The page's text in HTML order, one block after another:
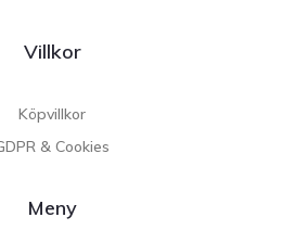
Villkor
Köpvillkor
& Cookies
Meny